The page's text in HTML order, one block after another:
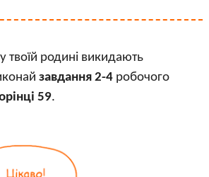
твоїй родині викидають
завдання 2-4робочого
59.